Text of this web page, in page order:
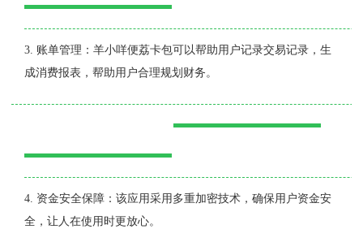
3. 账单管理：羊小咩便荔卡包可以帮助用户记录交易记录，生
成消费报表，帮助用户合理规划财务。
4. 资金安全保障：该应用采用多重加密技术，确保用户资金安
全，让人在使用时更放心。